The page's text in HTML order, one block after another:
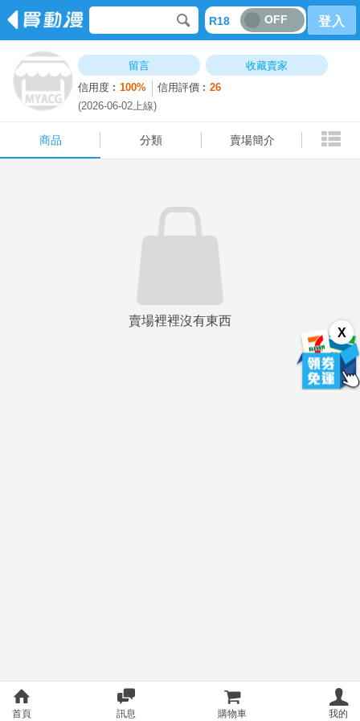
R18 OFF 登入
留言
收藏賣家
信用度︰100% 信用評價︰26
(2026-06-02上線)
商品 分類 賣場簡介
X
賣場裡裡沒有東西
商品 分類 賣場簡介
首頁 訊息 購物車 我的